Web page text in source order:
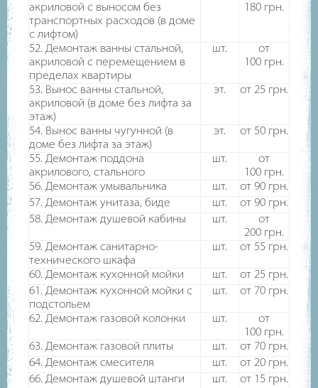
акриловой с выносом без
транспортных расходов (в доме
с лифтом)
180 грн.
52. Демонтаж ванны стальной,
акриловой с перемещением в
пределах квартиры
шт.
от
100 грн.
53. Вынос ванны стальной,
акриловой (в доме без лифта за
этаж)
эт. от 25 грн.
54. Вынос ванны чугунной (в
доме без лифта за этаж)
эт. от 50 грн.
55. Демонтаж поддона
акрилового, стального
шт.
от
100 грн.
56. Демонтаж умывальника
шт. от 90 грн.
57. Демонтаж унитаза, биде
шт. от 90 грн.
58. Демонтаж душевой кабины
шт.
от
200 грн.
59. Демонтаж санитарно-
технического шкафа
шт. от 55 грн.
60. Демонтаж кухонной мойки шт. от 25 грн.
61. Демонтаж кухонной мойки с
подстольем
шт. от 70 грн.
62. Демонтаж газовой колонки шт.
от
100 грн.
63. Демонтаж газовой плиты
шт. от 70 грн.
64. Демонтаж смесителя
шт. от 20 грн.
66. Демонтаж душевой штанги
шт. от 15 грн.